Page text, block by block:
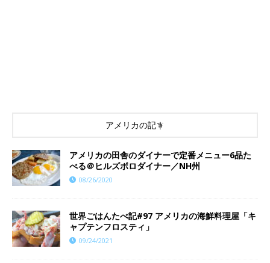
アメリカの記事
アメリカの田舎のダイナーで定番メニュー6品た
べる＠ヒルズボロダイナー／NH州
08/26/2020
世界ごはんたべ記#97 アメリカの海鮮料理屋「キ
ャプテンフロスティ」
09/24/2021